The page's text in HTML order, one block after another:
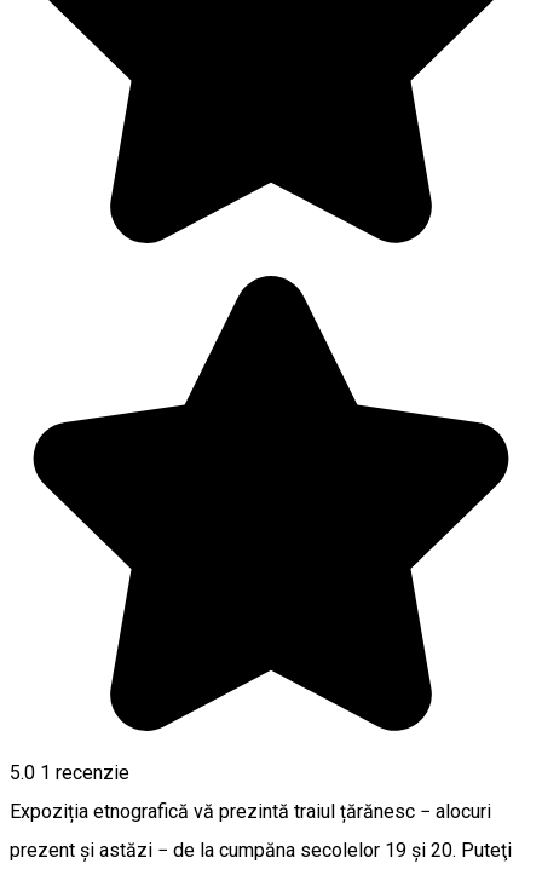
5.0 1 recenzie
Expoziția etnografică vă prezintă traiul țărănesc − alocuri
prezent şi astăzi − de la cumpăna secolelor 19 şi 20. Puteţi